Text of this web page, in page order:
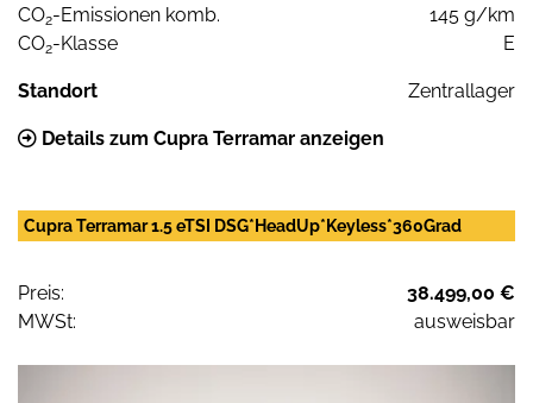
CO2-Emissionen komb.
145 g/km
CO2-Klasse E
Standort Zentrallager
Details zum Cupra Terramar anzeigen
Cupra Terramar 1.5 eTSI DSG*HeadUp*Keyless*360Grad
Preis:
38.499,00 €
MWSt:
ausweisbar